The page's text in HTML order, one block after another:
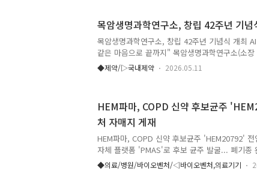
자큐보 매출은 전년 동기 대비 229% 증가하며,
성과가 실적 성장을 견인한 것으로 나타났다. 직
어졌다. 2025년 4분기 매출 155.8억 원 ..
목암생명과학연구소, 창립 42주년 기념
목암생명과학연구소, 창립 42주년 기념식 개최
같은 마음으로 끝까지" 목암생명과학연구소(소
난 8일 서울 서초동에 위치한 연구소에서 창립
일 밝혔다 바이오 신약개발의 산실로 오랜 명성
최적화를 통합한 mRNA-LNP 시스템 개발과 함
보물질 선별, 질병 치료 타겟 및 바이오마커 발굴·
(Translational Research) 영역으로 연구를 확
◆제약/▷국내제약 2026.05.11
HEM파마, COPD 신약 후보균주
처 자매지 게재
HEM파마, COPD 신약 후보균주 'HEM20792'
자체 플랫폼 'PMAS'로 후보 균주 발굴... 폐기종
크로바이옴 헬스케어 전문기업 HEM파마(대표이
(COPD) 생균치료제 후보 균주 'HEM20792'의 전
◆의료/병원/바이오벤처/◁바이오벤처,의료기기